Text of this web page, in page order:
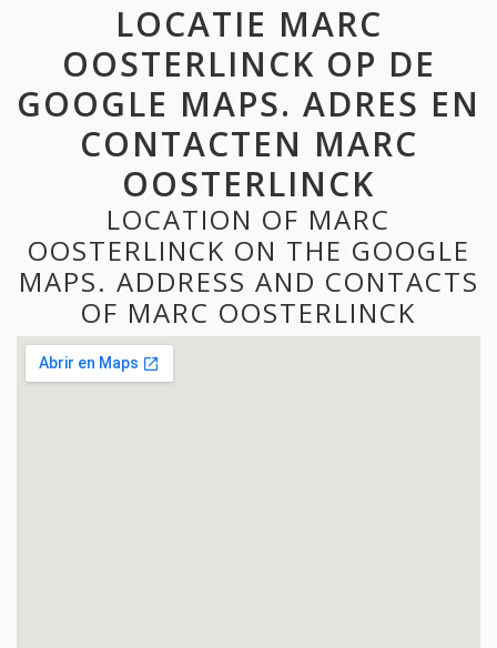
LOCATIE MARC
OOSTERLINCK OP DE
GOOGLE MAPS. ADRES EN
CONTACTEN MARC
OOSTERLINCK
LOCATION OF MARC
OOSTERLINCK ON THE GOOGLE
MAPS. ADDRESS AND CONTACTS
OF MARC OOSTERLINCK